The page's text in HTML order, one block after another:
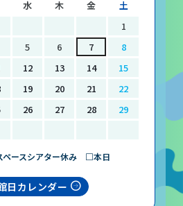
ー
ネタリウム
イベント
動画配信
水 木 金
土
1
5 6 7
8
12 13 14
15
19 20 21
22
26 27 28
29
ペースシアター休み □本日
日カレンダー